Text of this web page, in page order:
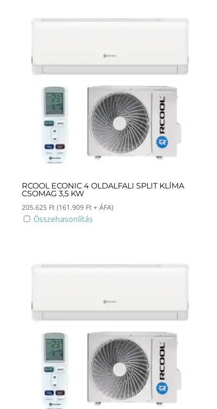
RCOOL ECONIC 4 OLDALFALI SPLIT KLÍMA
CSOMAG 3,5 KW
205.625 Ft (161.909 Ft+ ÁFA)
Összehasonlítás